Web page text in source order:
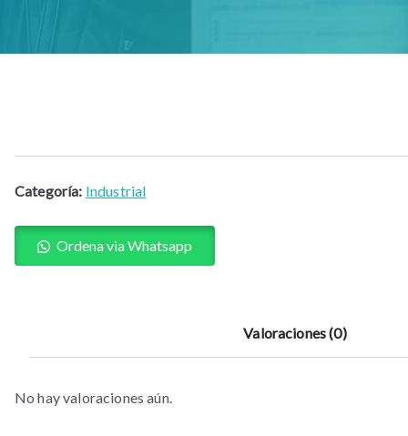
Categoría: Industrial
Ordena via Whatsapp
Valoraciones (0)
No hay valoraciones aún.